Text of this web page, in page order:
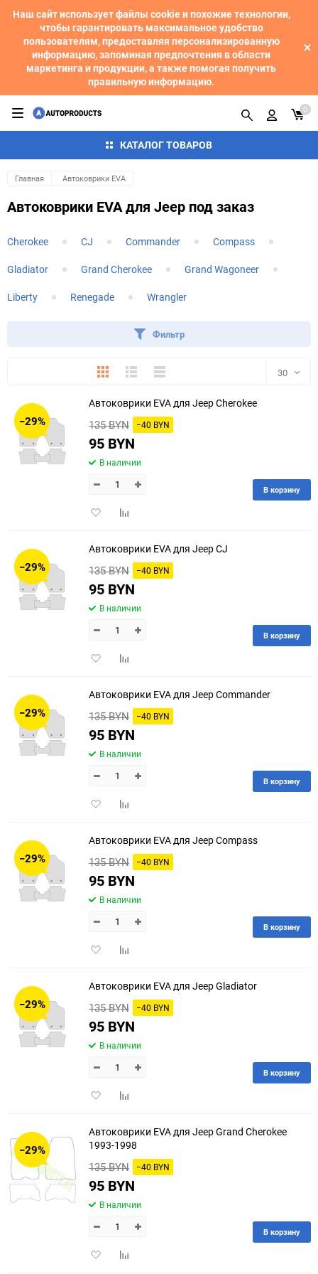
Наш сайт использует файлы cookie и похожие технологии,
чтобы гарантировать максимальное удобство
пользователям, предоставляя персонализированную
информацию, запоминая предпочтения в области
маркетинга и продукции, а также помогая получить
правильную информацию.
КАТАЛОГ ТОВАРОВ
0
Главная Автоковрики EVA
Автоковрики EVA для Jeep под заказ
Cherokee CJ Commander Compass
Gladiator Grand Cherokee Grand Wagoneer
Liberty Renegade Wrangler
Фильтр
ПлиткаПодробноКомпактно 30
150
−29%
Автоковрики EVA для Jeep Cherokee
135 BYN −40 BYN
95 BYN
В наличии
ДобавитьДобавить
В корзину
−29%
Автоковрики EVA для Jeep CJ
135 BYN −40 BYN
95 BYN
В наличии
ДобавитьДобавить
В корзину
−29%
Автоковрики EVA для Jeep Commander
135 BYN −40 BYN
95 BYN
В наличии
ДобавитьДобавить
В корзину
−29%
Автоковрики EVA для Jeep Compass
135 BYN −40 BYN
95 BYN
В наличии
ДобавитьДобавить
В корзину
−29%
Автоковрики EVA для Jeep Gladiator
135 BYN −40 BYN
95 BYN
В наличии
ДобавитьДобавить
В корзину
−29%
Автоковрики EVA для Jeep Grand Cherokee
1993-1998
135 BYN −40 BYN
95 BYN
В наличии
ДобавитьДобавить
В корзину